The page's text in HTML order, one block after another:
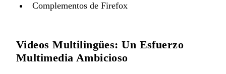
Complementos de Firefox
Videos Multilingües: Un Esfuerzo
Multimedia Ambicioso